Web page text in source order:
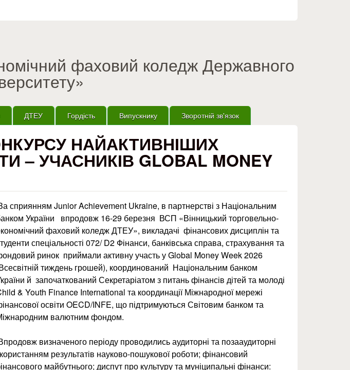
фаховий коледж Державного
ДТЕУ Гордість Випускнику Зворотній зв'язок
НАЙАКТИВНІШИХ
– УЧАСНИКІВ GLOBAL MONEY
сприянням Junior Achievement Ukraine, в партнерстві з Національним
України впродовж 16-29 березня ВСП «Вінницький торговельно-
фаховий коледж ДТЕУ», викладачі фінансових дисциплін та
спеціальності 072/ D2 Фінанси, банківська справа, страхування та
ринок приймали активну участь у Global Money Week 2026
тиждень грошей), координований Національним банком
й започаткований Секретаріатом з питань фінансів дітей та молоді
& Youth Finance International та координації Міжнародної мережі
освіти OECD/INFE, що підтримуються Світовим банком та
валютним фондом.
визначеного періоду проводились аудиторні та позааудиторні
результатів науково-пошукової роботи; фінансовий
майбутнього; диспут про культуру та муніципальні фінанси: